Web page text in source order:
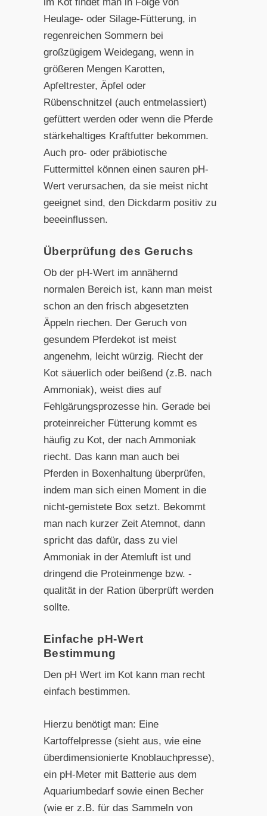
Heulage- oder Silage-Fütterung, in
regenreichen Sommern bei
großzügigem Weidegang, wenn in
größeren Mengen Karotten,
Apfeltrester, Äpfel oder
Rübenschnitzel (auch entmelassiert)
gefüttert werden oder wenn die Pferde
stärkehaltiges Kraftfutter bekommen.
Auch pro- oder präbiotische
Futtermittel können einen sauren pH-
Wert verursachen, da sie meist nicht
geeignet sind, den Dickdarm positiv zu
beeeinflussen.
Überprüfung des Geruchs
Ob der pH-Wert im annähernd
normalen Bereich ist, kann man meist
schon an den frisch abgesetzten
Äppeln riechen. Der Geruch von
gesundem Pferdekot ist meist
angenehm, leicht würzig. Riecht der
Kot säuerlich oder beißend (z.B. nach
Ammoniak), weist dies auf
Fehlgärungsprozesse hin. Gerade bei
proteinreicher Fütterung kommt es
häufig zu Kot, der nach Ammoniak
riecht. Das kann man auch bei
Pferden in Boxenhaltung überprüfen,
indem man sich einen Moment in die
nicht-gemistete Box setzt. Bekommt
man nach kurzer Zeit Atemnot, dann
spricht das dafür, dass zu viel
Ammoniak in der Atemluft ist und
dringend die Proteinmenge bzw. -
qualität in der Ration überprüft werden
sollte.
Einfache pH-Wert
Bestimmung
Den pH Wert im Kot kann man recht
einfach bestimmen.
Hierzu benötigt man: Eine
Kartoffelpresse (sieht aus, wie eine
überdimensionierte Knoblauchpresse),
ein pH-Meter mit Batterie aus dem
Aquariumbedarf sowie einen Becher
(wie er z.B. für das Sammeln von